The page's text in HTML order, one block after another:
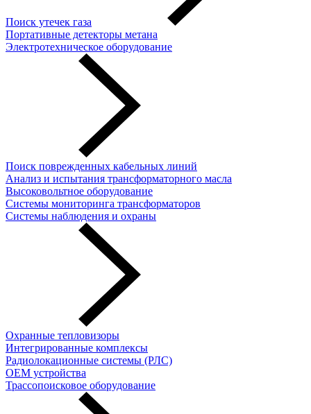
Поиск утечек газа
Портативные детекторы метана
Электротехническое оборудование
Поиск поврежденных кабельных линий
Анализ и испытания трансформаторного масла
Высоковольтное оборудование
Системы мониторинга трансформаторов
Системы наблюдения и охраны
Охранные тепловизоры
Интегрированные комплексы
Радиолокационные системы (РЛС)
OEM устройства
Трассопоисковое оборудование